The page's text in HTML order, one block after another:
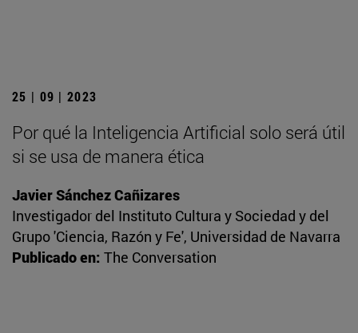
25 | 09 | 2023
Por qué la Inteligencia Artificial solo será útil
si se usa de manera ética
Javier Sánchez Cañizares
Investigador del Instituto Cultura y Sociedad y del
Grupo 'Ciencia, Razón y Fe', Universidad de Navarra
Publicado en: The Conversation